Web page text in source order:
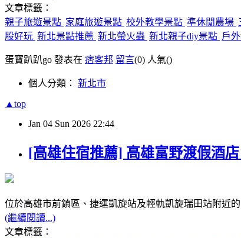
文章標籤：
親子旅遊景點 家庭旅遊景點 校外教學景點 準休閒農場
股好玩 新北景點推薦 新北螢火蟲 新北親子diy景點 戶
蛋寶趴趴go 發表在 痞客邦 留言(0) 人氣()
個人分類： 新北市
▲top
Jan 04 Sun 2026 22:44
[高雄住宿推薦] 高雄富野渡假酒
位於高雄市前鎮區、捷運凱旋站及輕軌凱旋瑞田站附近的
(繼續閱讀...)
文章標籤：